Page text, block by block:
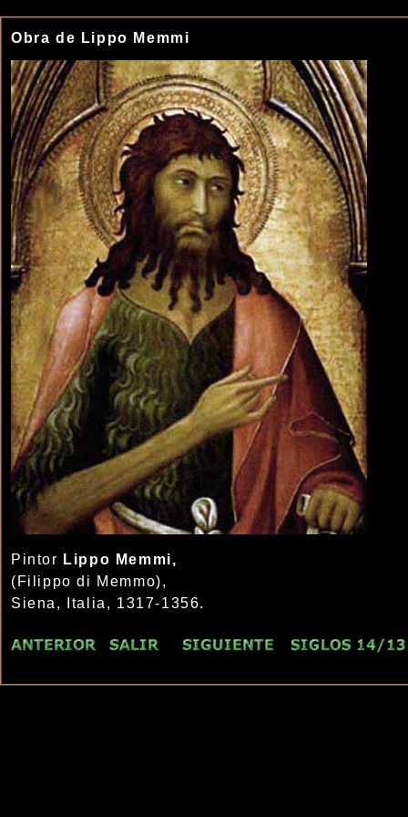
Obra de Lippo Memmi
Pintor Lippo Memmi,
(Filippo di Memmo),
Siena, Italia, 1317-1356.